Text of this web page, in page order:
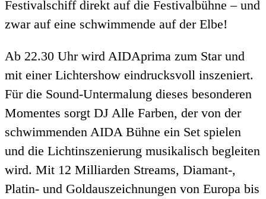
Festivalschiff direkt auf die Festivalbühne – und
zwar auf eine schwimmende auf der Elbe!
Ab 22.30 Uhr wird AIDAprima zum Star und
mit einer Lichtershow eindrucksvoll inszeniert.
Für die Sound-Untermalung dieses besonderen
Momentes sorgt DJ Alle Farben, der von der
schwimmenden AIDA Bühne ein Set spielen
und die Lichtinszenierung musikalisch begleiten
wird. Mit 12 Milliarden Streams, Diamant-,
Platin- und Goldauszeichnungen von Europa bis